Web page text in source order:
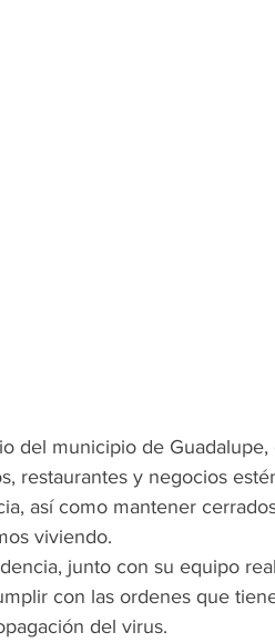
del municipio de
restaurantes y negocios
así como mantener
viviendo.
junto con su equipo
con las ordenes que
del virus.